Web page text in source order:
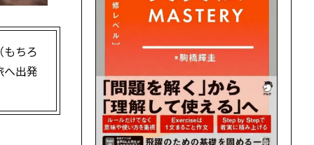
ちろ
へ出発